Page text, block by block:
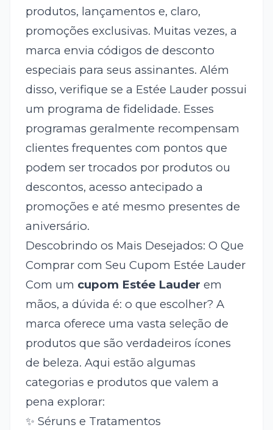
produtos, lançamentos e, claro,
promoções exclusivas. Muitas vezes, a
marca envia códigos de desconto
especiais para seus assinantes. Além
disso, verifique se a Estée Lauder possui
um programa de fidelidade. Esses
programas geralmente recompensam
clientes frequentes com pontos que
podem ser trocados por produtos ou
descontos, acesso antecipado a
promoções e até mesmo presentes de
aniversário.
Descobrindo os Mais Desejados: O Que
Comprar com Seu Cupom Estée Lauder
Com um cupom Estée Lauder em
mãos, a dúvida é: o que escolher? A
marca oferece uma vasta seleção de
produtos que são verdadeiros ícones
de beleza. Aqui estão algumas
categorias e produtos que valem a
pena explorar:
✨ Séruns e Tratamentos